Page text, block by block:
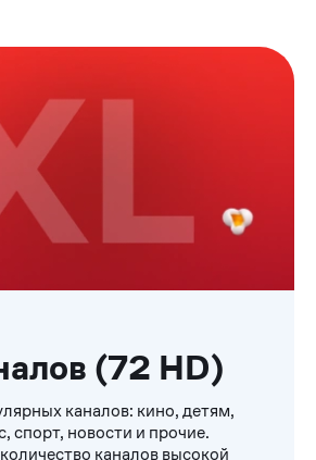
(72 HD)
каналов: кино, детям,
спорт, новости и прочие.
каналов высокой